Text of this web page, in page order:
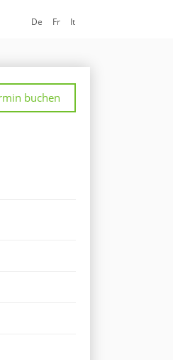
De Fr It
buchen